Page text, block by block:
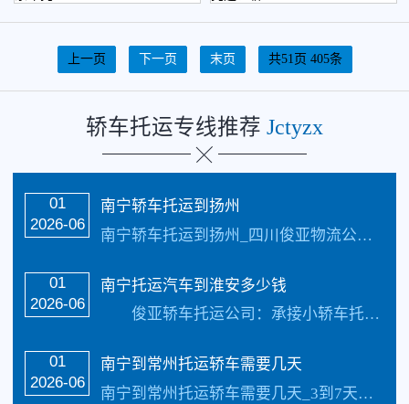
上一页 下一页 末页 共51页 405条
轿车托运专线推荐 Jctyzx
01
2026-06
南宁轿车托运到扬州
南宁轿车托运到扬州_四川俊亚物流公司（133-5002-3601）每天发车【承接业务】：私家车托运、轿车托运、小轿车托运、越野车托运、商务车托运、商品车、试…
01
2026-06
南宁托运汽车到淮安多少钱
俊亚轿车托运公司：承接小轿车托运、越野车托运、商品车托运、私家车托运、二手车托运、旅游车托运下面给大家说说我司托运轿车需要知道的以及运输费用、运输线路、托运…
01
2026-06
南宁到常州托运轿车需要几天
南宁到常州托运轿车需要几天_3到7天的样子具体情况更具路况觉得，每天发车【承接业务】：私家车托运、轿车托运、小轿车托运、越野车托运、商务车托运、商品车、试驾…